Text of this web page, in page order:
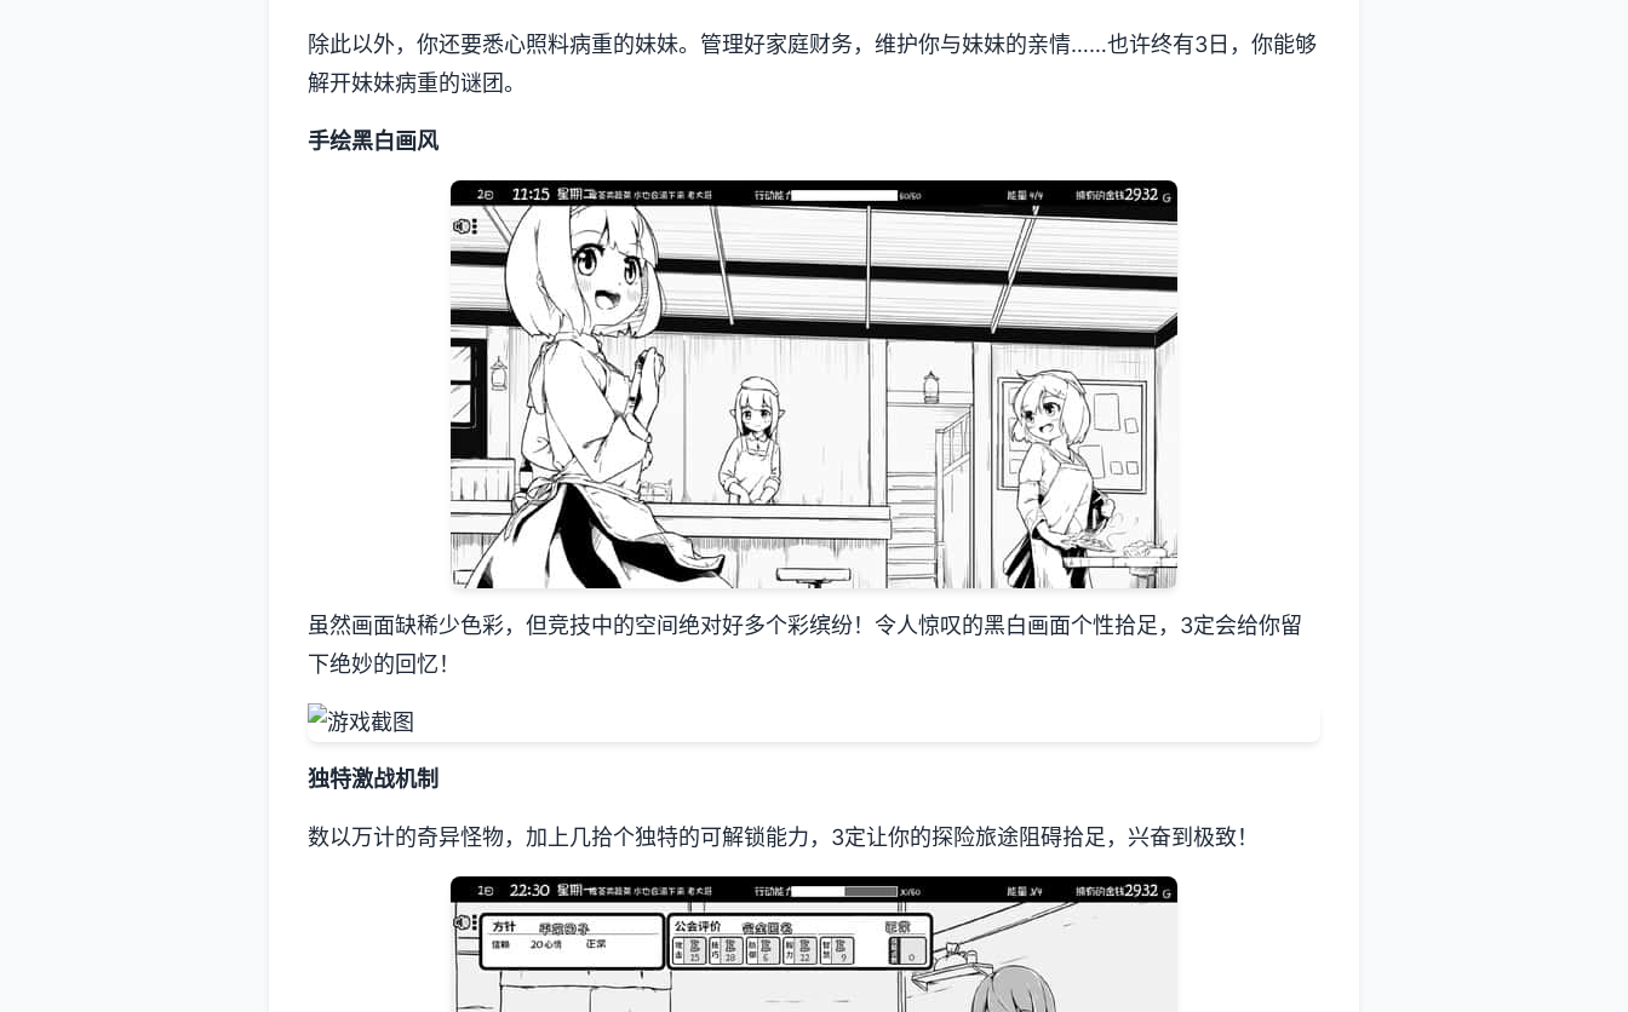
除此以外，你还要悉心照料病重的妹妹。管理好家庭财务，维护你与妹妹的亲情……也许终有3日，你能够
解开妹妹病重的谜团。
手绘黑白画风
虽然画面缺稀少色彩，但竞技中的空间绝对好多个彩缤纷！令人惊叹的黑白画面个性拾足，3定会给你留
下绝妙的回忆！
独特激战机制
数以万计的奇异怪物，加上几拾个独特的可解锁能力，3定让你的探险旅途阻碍拾足，兴奋到极致！